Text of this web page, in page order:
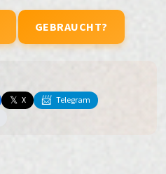
GEBRAUCHT?
𝕏 X 📨 Telegram